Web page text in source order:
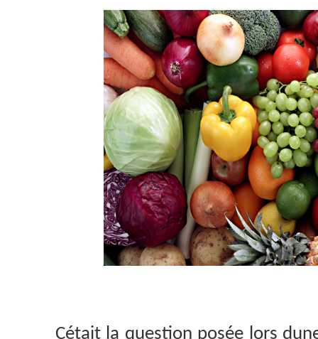
Cétait la question posée lors